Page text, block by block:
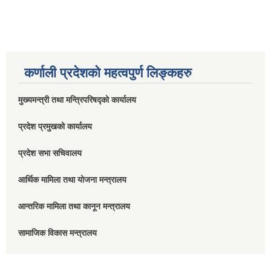
कर्णाली प्रदेशको महत्वपुर्ण लिङ्कहरु
मुख्यमन्त्री तथा मन्त्रिपरिषद्को कार्यालय
प्रदेश प्रमुखको कार्यालय
प्रदेश सभा सचिवालय
आर्थिक मामिला तथा योजना मन्त्रालय
आन्तरिक मामिला तथा कानून मन्त्रालय
सामाजिक विकास मन्त्रालय